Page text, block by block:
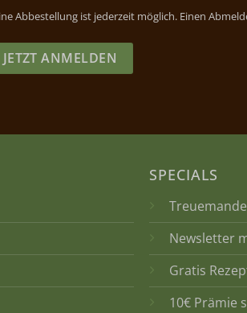
Abbestellung ist jederzeit möglich. Einen
JETZT ANMELDEN
SPECIALS
Newsletter
Gratis
10€ Prämie